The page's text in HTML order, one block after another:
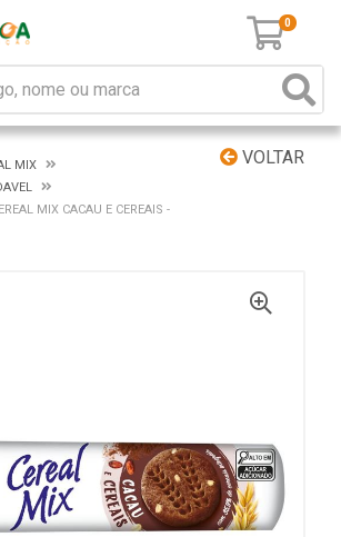
0
VOLTAR
MIX
MIX CACAU E CEREAIS -